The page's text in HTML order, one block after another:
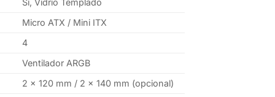
Micro ATX / Mini ITX
4
Ventilador ARGB
2 x 120 mm / 2 x 140 mm (opcional)